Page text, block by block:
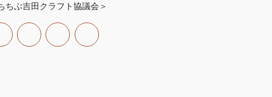
ちぶ吉田クラフト協議会＞